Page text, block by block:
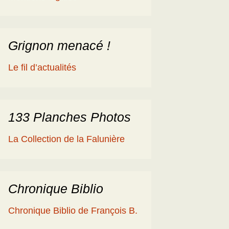
et les fossiles
silicifiée …
les reportages
Grignon menacé !
Le fil d’actualités
133 Planches Photos
La Collection de la Falunière
Chronique Biblio
Chronique Biblio de François B.